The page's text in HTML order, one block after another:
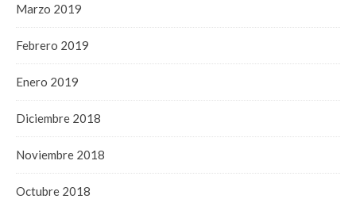
Marzo 2019
Febrero 2019
Enero 2019
Diciembre 2018
Noviembre 2018
Octubre 2018